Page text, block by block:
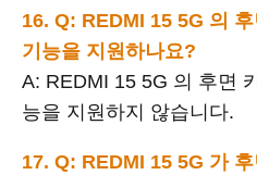
16. Q: REDMI 15 5G 의
기능을 지원하나요?
A: REDMI 15 5G 의 후면
능을 지원하지 않습니다.
17. Q: REDMI 15 5G 가